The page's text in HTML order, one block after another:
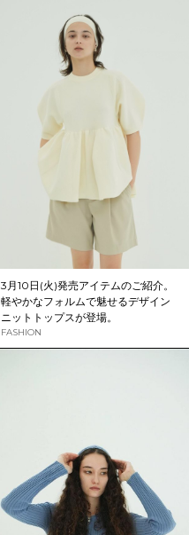
3月10日(火)発売アイテムのご紹介。
軽やかなフォルムで魅せるデザイン
ニットトップスが登場。
FASHION